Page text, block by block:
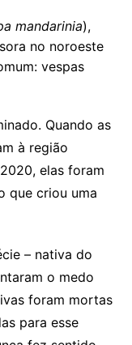
mandarinia),
no noroeste
vespas
Quando as
à região
elas foram
que criou uma
– nativa do
o medo
foram mortas
para esse